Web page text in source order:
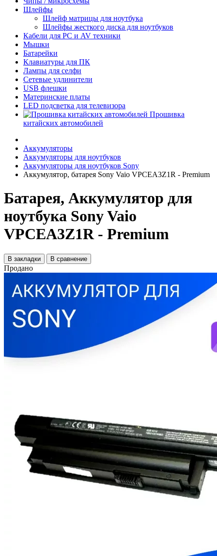
Шлейфы
Шлейф матрицы для ноутбука
Шлейфы жесткого диска для ноутбуков
Кабели для PC и AV техники
Мышки
Батарейки
Клавиатуры для ПК
Лампы для селфи
Сетевые удлинители
USB флешки
Материнские платы
LED подсветка для телевизора
Прошивка
китайских автомобилей
Аккумуляторы
Аккумуляторы для ноутбуков
Аккумуляторы для ноутбуков Sony
Аккумулятор, батарея Sony Vaio VPCEA3Z1R - Premium
Батарея, Аккумулятор для
ноутбука Sony Vaio
VPCEA3Z1R - Premium
В закладки В сравнение
Продано